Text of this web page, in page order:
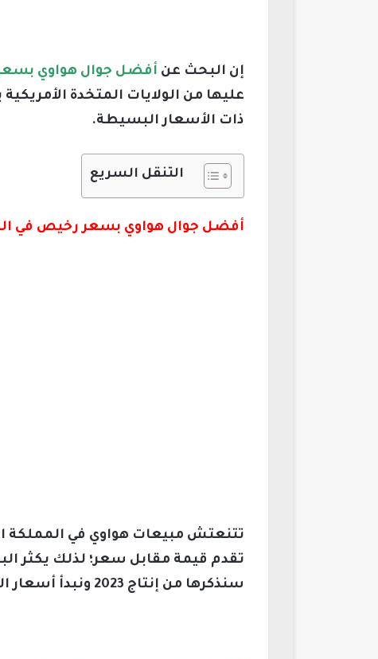
إن البحث عن أفضل جوال هواوي
عليها من الولايات المتخدة
ذات الأسعار البسيطة.
التنقل السريع
أفضل جوال هواوي بسعر رخيص في
تتنعتش مبيعات هواوي في المملكة
تقدم قيمة مقابل سعر؛ لذلك يكثر
سنذكرها من إنتاج 2023 ونبدأ أسعار الجوالات التي سنذكرها من 600 ريال وصولا إلى 1500 ريال سعودي.